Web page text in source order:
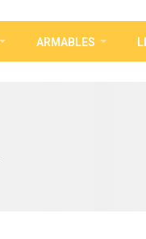
ARMABLES